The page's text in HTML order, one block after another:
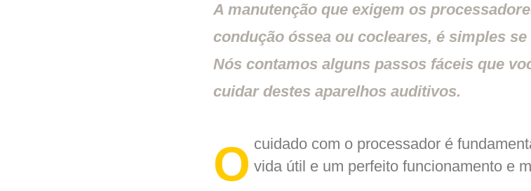
A manutenção que exigem os
condução óssea ou cocleares, é simples se
Nós contamos alguns passos fáceis que
cuidar destes aparelhos auditivos.
O cuidado com o processador é
vida útil e um perfeito funcionamento e